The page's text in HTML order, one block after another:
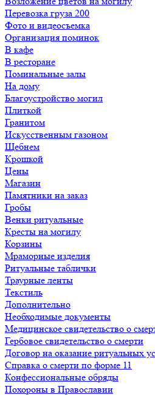
Перевозка груза 200
Фото и видеосъемка
Организация поминок
В кафе
В ресторане
Поминальные залы
На дому
Благоустройство могил
Плиткой
Гранитом
Искусственным газоном
Щебнем
Крошкой
Цены
Магазин
Памятники на заказ
Гробы
Венки ритуальные
Кресты на могилу
Корзины
Мраморные изделия
Ритуальные таблички
Траурные ленты
Текстиль
Дополнительно
Необходимые документы
Медицинское свидетельство о
Гербовое свидетельство о смерти
Договор на оказание ритуальных
Справка о смерти по форме 11
Конфессиональные обряды
Похороны в Православии